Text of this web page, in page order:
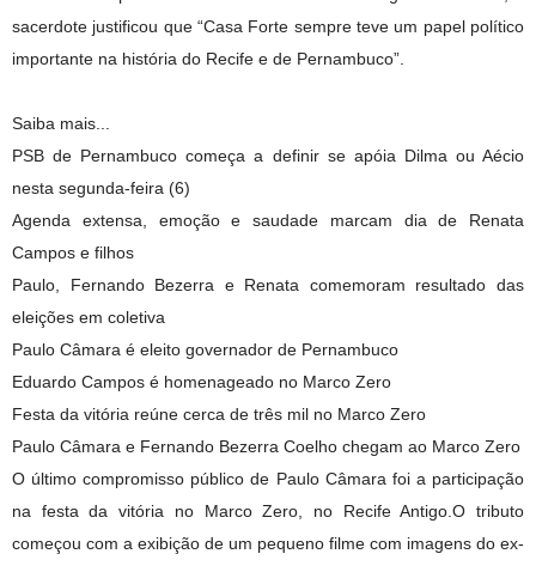
sacerdote justificou que “Casa Forte sempre teve um papel político
importante na história do Recife e de Pernambuco”.
Saiba mais...
PSB de Pernambuco começa a definir se apóia Dilma ou Aécio
nesta segunda-feira (6)
Agenda extensa, emoção e saudade marcam dia de Renata
Campos e filhos
Paulo, Fernando Bezerra e Renata comemoram resultado das
eleições em coletiva
Paulo Câmara é eleito governador de Pernambuco
Eduardo Campos é homenageado no Marco Zero
Festa da vitória reúne cerca de três mil no Marco Zero
Paulo Câmara e Fernando Bezerra Coelho chegam ao Marco Zero
O último compromisso público de Paulo Câmara foi a participação
na festa da vitória no Marco Zero, no Recife Antigo.O tributo
começou com a exibição de um pequeno filme com imagens do ex-